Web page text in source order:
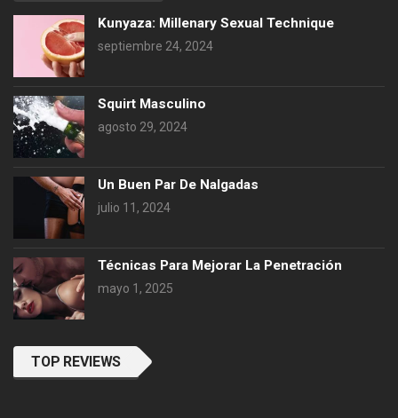
Kunyaza: Millenary Sexual Technique
septiembre 24, 2024
Squirt Masculino
agosto 29, 2024
Un Buen Par De Nalgadas
julio 11, 2024
Técnicas Para Mejorar La Penetración
mayo 1, 2025
TOP REVIEWS